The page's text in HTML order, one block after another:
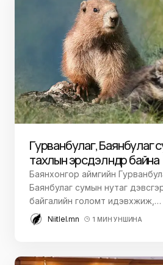
Гурванбулаг, Баянбулаг
тахлын эрсдэл өндөр байна
Баянхонгор аймгийн
Баянбулаг сумын нутаг
байгалийн голомт идэвхжиж,…
Niitlel.mn 1 МИН УНШИНА